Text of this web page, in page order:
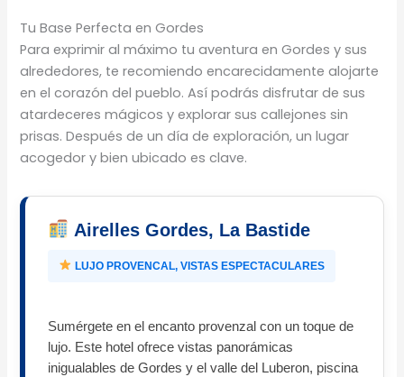
Tu Base Perfecta en Gordes
Para exprimir al máximo tu aventura en Gordes y sus
alrededores, te recomiendo encarecidamente alojarte
en el corazón del pueblo. Así podrás disfrutar de sus
atardeceres mágicos y explorar sus callejones sin
prisas. Después de un día de exploración, un lugar
acogedor y bien ubicado es clave.
Airelles Gordes, La Bastide
LUJO PROVENCAL, VISTAS ESPECTACULARES
Sumérgete en el encanto provenzal con un toque de
lujo. Este hotel ofrece vistas panorámicas
inigualables de Gordes y el valle del Luberon, piscina